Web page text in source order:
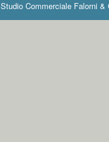
Studio Commerciale Falorni